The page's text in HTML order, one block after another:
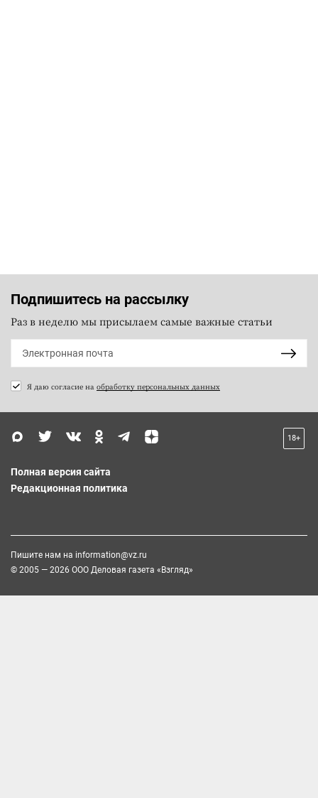
Подпишитесь на рассылку
Раз в неделю мы присылаем самые важные статьи
Я даю согласие на обработку персональных данных
18+
Полная версия сайта
Редакционная политика
Пишите нам на information@vz.ru
© 2005 — 2026 ООО Деловая газета «Взгляд»